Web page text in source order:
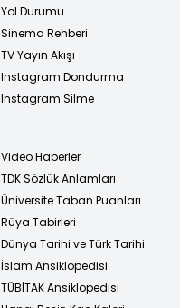
Yol Durumu
Sinema Rehberi
TV Yayın Akışı
Instagram Dondurma
Instagram Silme
Video Haberler
TDK Sözlük Anlamları
Üniversite Taban Puanları
Rüya Tabirleri
Dünya Tarihi ve Türk Tarihi
İslam Ansiklopedisi
TÜBİTAK Ansiklopedisi